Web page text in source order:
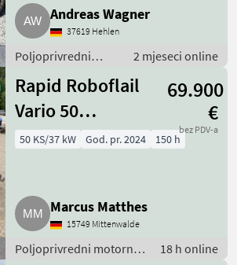
Andreas Wagner
37619 Hehlen
Poljoprivredni
ATV/UTV quad
2 mjeseci online
Rapid Roboflail
Vario 50
Funkraupe
69.900
€
bez PDV-a
50 KS/37 kW God. pr. 2024 150 h
Marcus Matthes
15749 Mittenwalde
Poljoprivredni motorni
18 h online